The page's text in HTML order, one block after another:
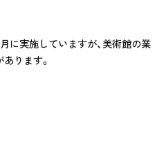
に実施していますが、美術館の業
ります。